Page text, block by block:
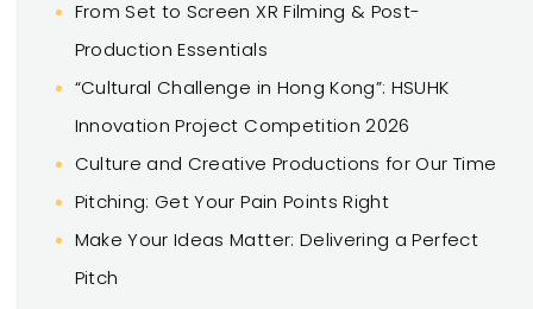
From Set to Screen XR Filming & Post-
Production Essentials
“Cultural Challenge in Hong Kong”: HSUHK
Innovation Project Competition 2026
Culture and Creative Productions for Our Time
Pitching: Get Your Pain Points Right
Make Your Ideas Matter: Delivering a Perfect
Pitch